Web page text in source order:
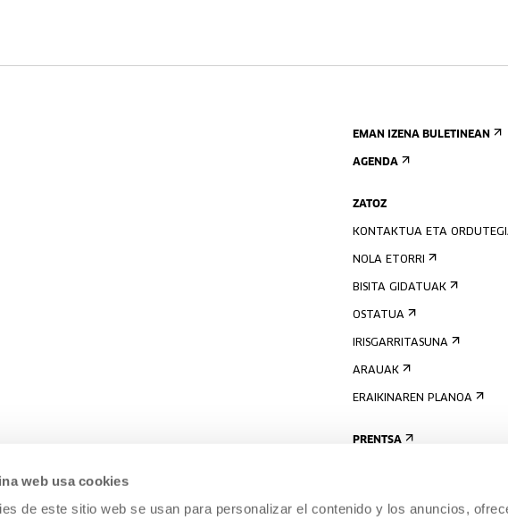
web usa cookies
de este sitio web se usan para personalizar el contenido y los anuncios,
EMAN IZENA BULETINEAN
AGENDA
ZATOZ
KONTAKTUA ETA
NOLA ETORRI
BISITA GIDATUAK
OSTATUA
IRISGARRITASUNA
ARAUAK
ERAIKINAREN PLANOA
PRENTSA